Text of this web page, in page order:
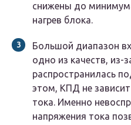
снижены до
нагрев блока.
Большой диапазон
одно из качеств, из-
распространилась
этом, КПД не
тока. Именно
напряжения тока